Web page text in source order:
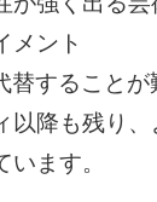
メント
替すること
以降も残り
います。